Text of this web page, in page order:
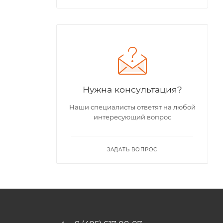
Нужна консультация?
Наши специалисты ответят на любой
интересующий вопрос
ЗАДАТЬ ВОПРОС